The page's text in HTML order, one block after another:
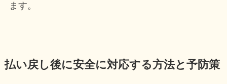
ます。
払い戻し後に安全に対応する方法と予防策